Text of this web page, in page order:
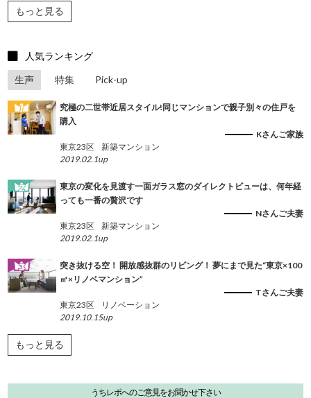
もっと見る
人気ランキング
生声
特集 Pick-up
究極の二世帯近居スタイル!同じマンションで親子別々の住戸を
購入
Kさんご家族
東京23区
新築マンション
2019.02.1up
東京の変化を見渡す一面ガラス窓のダイレクトビューは、何年経
っても一番の贅沢です
Nさんご夫妻
東京23区
新築マンション
2019.02.1up
突き抜ける空！ 開放感抜群のリビング！ 夢にまで見た“東京×100
㎡×リノベマンション”
Tさんご夫妻
東京23区
リノベーション
2019.10.15up
もっと見る
うちレポへのご意見をお聞かせ下さい